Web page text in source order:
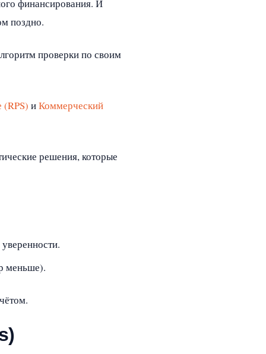
финансирования. И
поздно.
проверки по своим
(RPS) иКоммерческий
решения, которые
меньше).